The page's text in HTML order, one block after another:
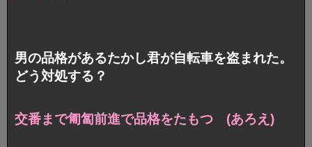
男の品格があるたかし君が自転車を盗まれた。
どう対処する？
交番まで匍匐前進で品格をたもつ (あろえ)